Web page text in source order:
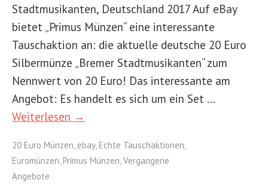
Stadtmusikanten, Deutschland 2017 Auf eBay
bietet „Primus Münzen“ eine interessante
Tauschaktion an: die aktuelle deutsche 20 Euro
Silbermünze „Bremer Stadtmusikanten“ zum
Nennwert von 20 Euro! Das interessante am
Angebot: Es handelt es sich um ein Set …
Weiterlesen →
20 Euro Münzen, ebay, Echte Tauschaktionen,
Euromünzen, Primus Münzen,Vergangene
Angebote